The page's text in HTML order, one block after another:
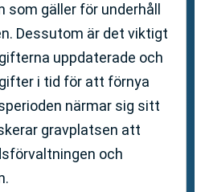
som gäller för underhåll
Dessutom är det viktigt
uppdaterade och
i tid för att förnya
närmar sig sitt
gravplatsen att
och